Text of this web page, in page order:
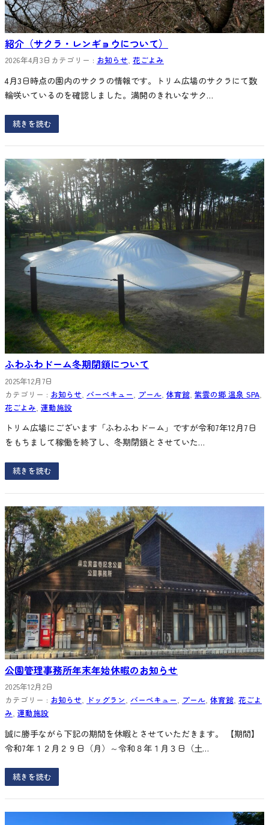
紹介（サクラ・レンギョウについて）
2026年4月3日 カテゴリー : お知らせ, 花ごよみ
4月3日時点の園内のサクラの情報です。トリム広場のサクラにて数
輪咲いているのを確認しました。満開のきれいなサク…
続きを読む
ふわふわドーム冬期閉鎖について
2025年12月7日
カテゴリー : お知らせ バーベキュー プール 体育館 紫雲の郷 温泉 SPA
花ごよみ 運動施設
トリム広場にございます「ふわふわドーム」ですが令和7年12月7日
をもちまして稼働を終了し、冬期閉鎖とさせていた…
続きを読む
公園管理事務所年末年始休暇のお知らせ
2025年12月2日
カテゴリー : お知らせ, ドッグラン, バーベキュー, プール, 体育館, 花ごよ
み, 運動施設
誠に勝手ながら下記の期間を休暇とさせていただきます。 【期間】
令和7年１２月２９日（月）～令和８年１月３日（土…
続きを読む